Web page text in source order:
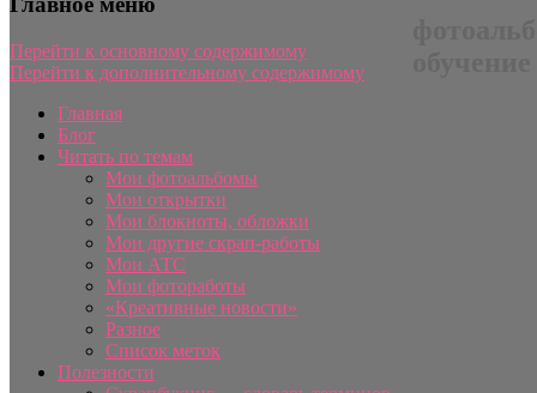
Перейти к основному содержимому
Перейти к дополнительному содержимому
Главная
Блог
Читать по темам
Мои фотоальбомы
Мои открытки
Мои блокноты, обложки
Мои другие скрап-работы
Мои АТС
Мои фотоработы
«Креативные новости»
Разное
Список меток
Полезности